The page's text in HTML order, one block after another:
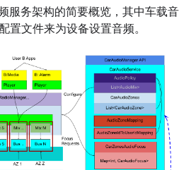
服务架构的简要概览，其中车载音
置文件来为设备设置音频。